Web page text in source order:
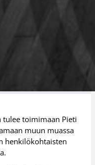
tulee toimimaan Pieti
muun muassa
henkilökohtaisten